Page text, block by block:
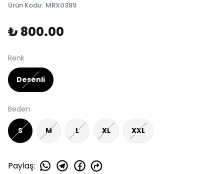
Ürün Kodu: MRX0389
₺ 800.00
Renk
Desenli
Beden
S M L XL XXL
Paylaş: